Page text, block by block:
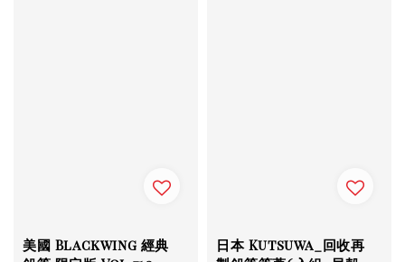
美國 Blackwing 經典
日本 Kutsuwa_回收再